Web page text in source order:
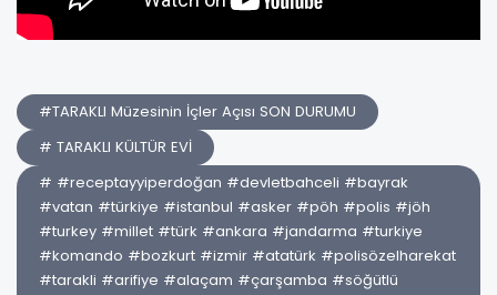
#TARAKLI Müzesinin İçler Açısı SON DURUMU
# TARAKLI KÜLTÜR EVİ
# #receptayyiperdoğan #devletbahceli #bayrak
#vatan #türkiye #istanbul #asker #pöh #polis #jöh
#turkey #millet #türk #ankara #jandarma #turkiye
#komando #bozkurt #izmir #atatürk #polisözelharekat
#tarakli #arifiye #alaçam #çarşamba #söğütlü